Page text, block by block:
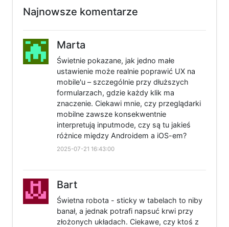
Najnowsze komentarze
Marta
Świetnie pokazane, jak jedno małe
ustawienie może realnie poprawić UX na
mobile'u – szczególnie przy dłuższych
formularzach, gdzie każdy klik ma
znaczenie. Ciekawi mnie, czy przeglądarki
mobilne zawsze konsekwentnie
interpretują inputmode, czy są tu jakieś
różnice między Androidem a iOS-em?
2025-07-21 16:43:00
Bart
Świetna robota - sticky w tabelach to niby
banał, a jednak potrafi napsuć krwi przy
złożonych układach. Ciekawe, czy ktoś z